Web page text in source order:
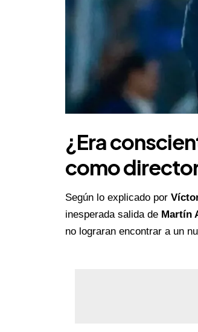
¿Era
como
Según lo explicado por
inesperada salida de Martín
no lograran encontrar a un